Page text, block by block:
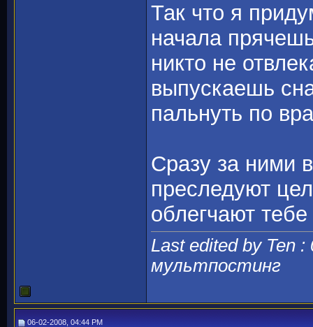
Так что я
начала
никто не
выпускаешь
пальнуть по
Сразу за ними
преследуют
облегчают
Last edited by Ten
мультпостинг
06-02-2008, 04:44 PM